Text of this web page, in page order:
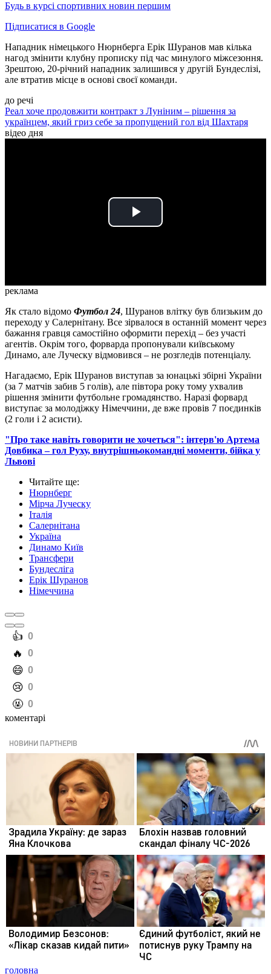
Будь в курсі спортивних новин першим
Підписатися в Google
Нападник німецького Нюрнберга Ерік Шуранов мав кілька
нагод змінити клубну прописку під час минулого міжсезоння.
Зрештою, 20-річний нападник залишився у другій Бундеслізі,
але втратив місце в основі своєї команди.
до речі
Реал хоче продовжити контракт з Луніним – рішення за
українцем, який гриз себе за пропущений гол від Шахтаря
відео дня
Play
реклама
Як стало відомо Футбол 24, Шуранов влітку був близьким до
переходу у Салернітану. Все зірвалося в останній момент через
бажання гравця самостійно оформити перехід – без участі
агентів. Окрім того, форварда пропонували київському
Динамо, але Луческу відмовився – не розгледів потенціалу.
Нагадаємо, Ерік Шуранов виступав за юнацькі збірні України
(за 7 матчів забив 5 голів), але півтора року тому ухвалив
рішення змінити футбольне громадянство. Наразі форвард
виступає за молодіжку Німеччини, де вже провів 7 поєдинків
(2 голи і 2 асисти).
"Про таке навіть говорити не хочеться": інтерв'ю Артема
Довбика – гол Руху, внутрішньокомандні моменти, бійка у
Львові
Читайте ще:
Нюрнберг
Мірча Луческу
Італія
Салернітана
Україна
Динамо Київ
Трансфери
Бундесліга
Ерік Шуранов
Німеччина
️👍 0
️🔥 0
️😄 0
️😢 0
️🤬 0
коментарі
головна